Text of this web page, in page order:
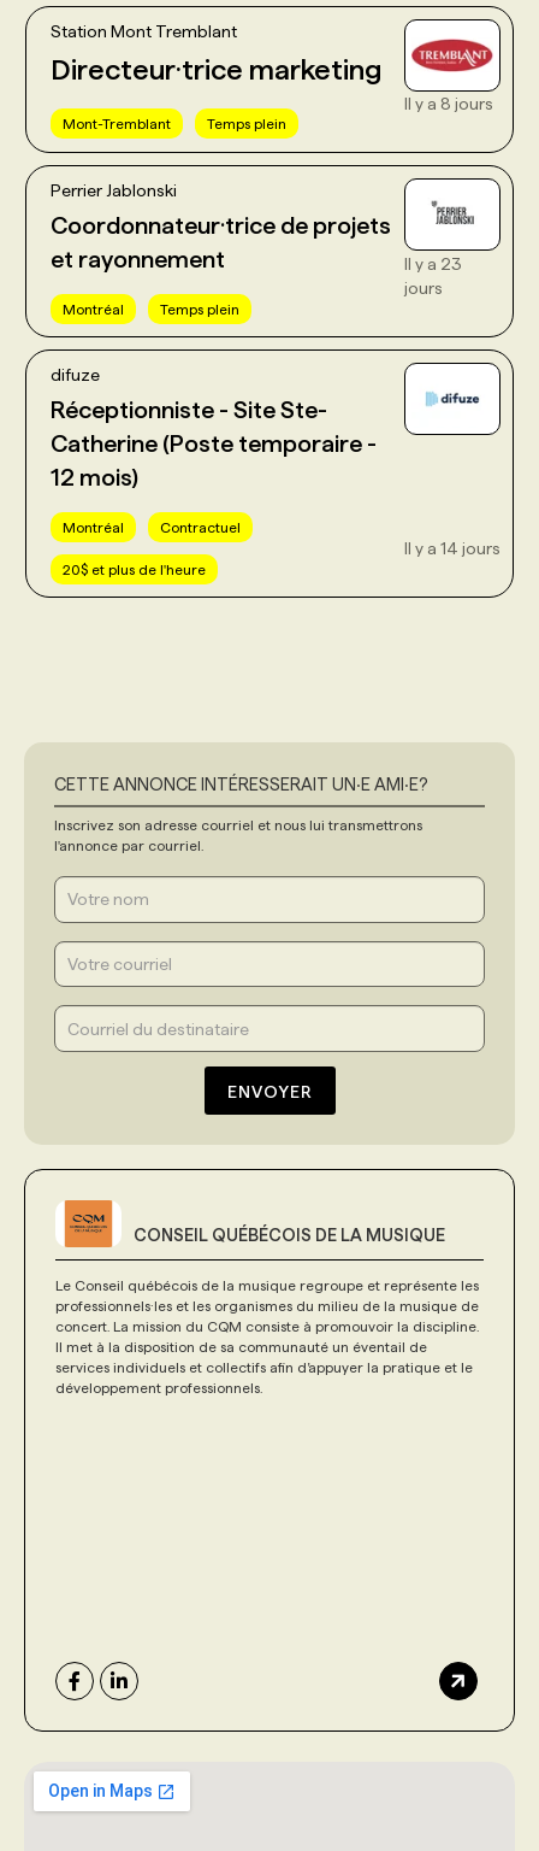
Station Mont Tremblant
Directeur·trice marketing
Mont-Tremblant Temps plein
Il y a 8 jours
Perrier Jablonski
Coordonnateur·trice de projets
et rayonnement
Montréal Temps plein
Il y a 23
jours
difuze
Réceptionniste - Site Ste-
Catherine (Poste temporaire -
12 mois)
Montréal Contractuel
20$ et plus de l'heure
Il y a 14 jours
CETTE ANNONCE INTÉRESSERAIT UN‧E AMI‧E?
Inscrivez son adresse courriel et nous lui transmettrons
l'annonce par courriel.
ENVOYER
CONSEIL QUÉBÉCOIS DE LA MUSIQUE
Le Conseil québécois de la musique regroupe et représente les
professionnels·les et les organismes du milieu de la musique de
concert. La mission du CQM consiste à promouvoir la discipline.
Il met à la disposition de sa communauté un éventail de
services individuels et collectifs afin d’appuyer la pratique et le
développement professionnels.